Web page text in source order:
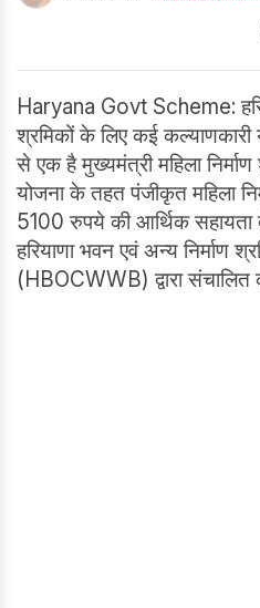
Haryana Govt Scheme:
श्रमिकों के लिए कई कल्याणकारी
से एक है मुख्यमंत्री महिला
योजना के तहत पंजीकृत महिला
5100 रुपये की आर्थिक सहायता
हरियाणा भवन एवं अन्य निर्माण
(HBOCWWB) द्वारा संचालित